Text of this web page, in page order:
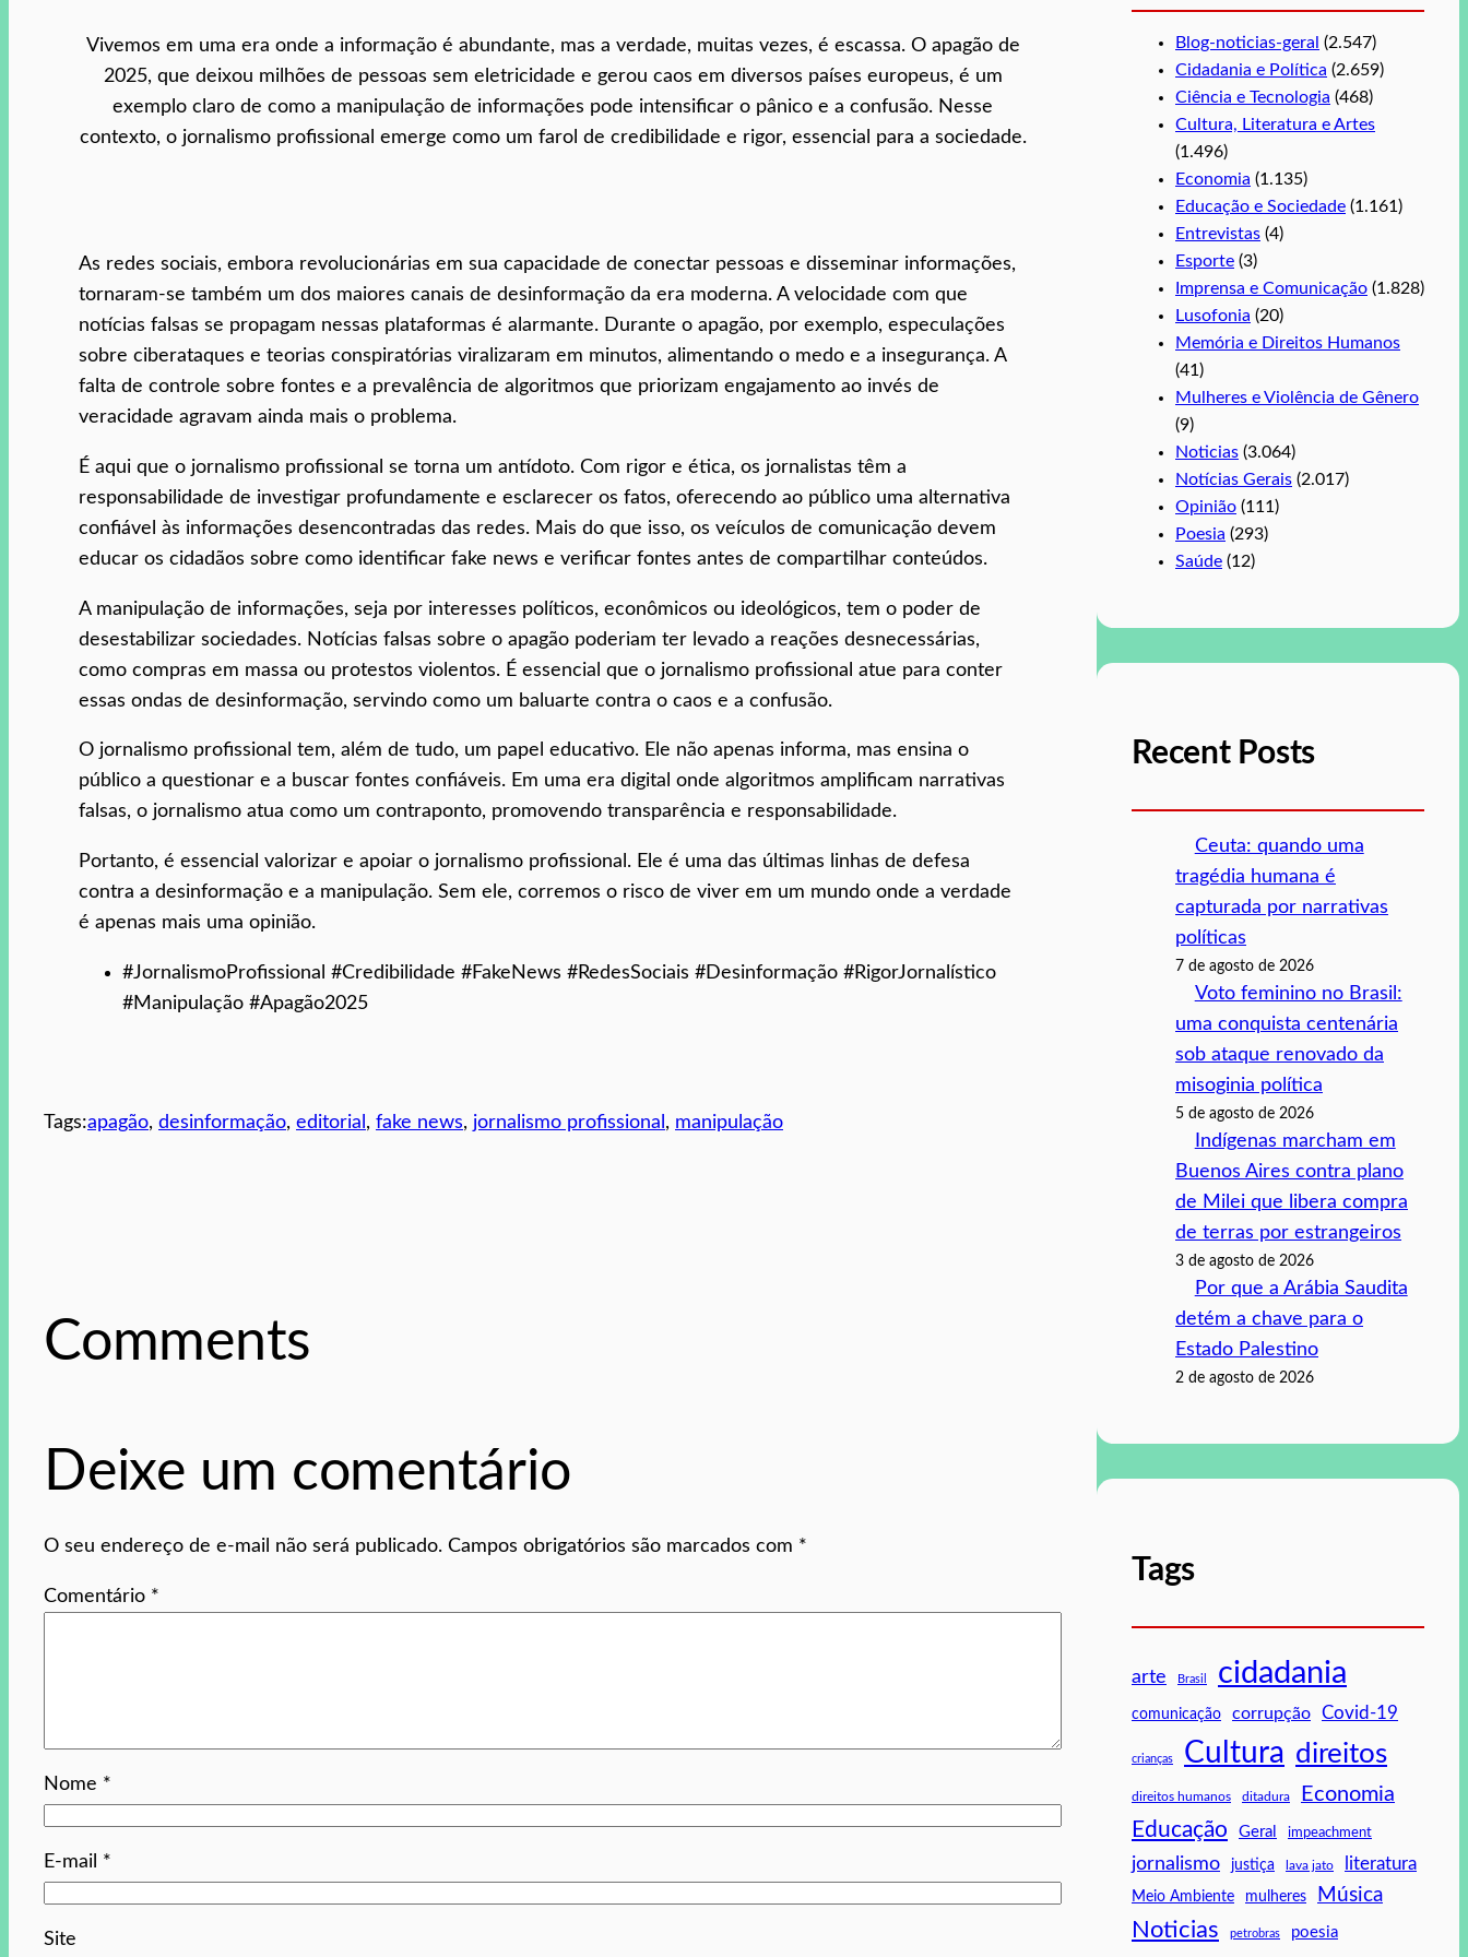
Vivemos em uma era onde a informação é abundante, mas a verdade, muitas vezes, é escassa. O apagão de
2025, que deixou milhões de pessoas sem eletricidade e gerou caos em diversos países europeus, é um
exemplo claro de como a manipulação de informações pode intensificar o pânico e a confusão. Nesse
contexto, o jornalismo profissional emerge como um farol de credibilidade e rigor, essencial para a sociedade.
As redes sociais, embora revolucionárias em sua capacidade de conectar pessoas e disseminar informações,
tornaram-se também um dos maiores canais de desinformação da era moderna. A velocidade com que
notícias falsas se propagam nessas plataformas é alarmante. Durante o apagão, por exemplo, especulações
sobre ciberataques e teorias conspiratórias viralizaram em minutos, alimentando o medo e a insegurança. A
falta de controle sobre fontes e a prevalência de algoritmos que priorizam engajamento ao invés de
veracidade agravam ainda mais o problema.
É aqui que o jornalismo profissional se torna um antídoto. Com rigor e ética, os jornalistas têm a
responsabilidade de investigar profundamente e esclarecer os fatos, oferecendo ao público uma alternativa
confiável às informações desencontradas das redes. Mais do que isso, os veículos de comunicação devem
educar os cidadãos sobre como identificar fake news e verificar fontes antes de compartilhar conteúdos.
A manipulação de informações, seja por interesses políticos, econômicos ou ideológicos, tem o poder de
desestabilizar sociedades. Notícias falsas sobre o apagão poderiam ter levado a reações desnecessárias,
como compras em massa ou protestos violentos. É essencial que o jornalismo profissional atue para conter
essas ondas de desinformação, servindo como um baluarte contra o caos e a confusão.
O jornalismo profissional tem, além de tudo, um papel educativo. Ele não apenas informa, mas ensina o
público a questionar e a buscar fontes confiáveis. Em uma era digital onde algoritmos amplificam narrativas
falsas, o jornalismo atua como um contraponto, promovendo transparência e responsabilidade.
Portanto, é essencial valorizar e apoiar o jornalismo profissional. Ele é uma das últimas linhas de defesa
contra a desinformação e a manipulação. Sem ele, corremos o risco de viver em um mundo onde a verdade
é apenas mais uma opinião.
#JornalismoProfissional #Credibilidade #FakeNews #RedesSociais #Desinformação #RigorJornalístico
#Manipulação #Apagão2025
Tags:apagão, desinformação, editorial , fake news, jornalismo profissional , manipulação
Comments
Deixe um comentário
O seu endereço de e-mail não será publicado. Campos obrigatórios são marcados com *
Comentário *
Nome *
E-mail *
Site
Blog-noticias-geral (2.547)
Cidadania e Política (2.659)
Ciência e Tecnologia (468)
Cultura, Literatura e Artes
(1.496)
Economia (1.135)
Educação e Sociedade (1.161)
Entrevistas (4)
Esporte (3)
Imprensa e Comunicação (1.828)
Lusofonia (20)
Memória e Direitos Humanos
(41)
Mulheres e Violência de Gênero
(9)
Noticias (3.064)
Notícias Gerais (2.017)
Opinião (111)
Poesia (293)
Saúde (12)
Recent Posts
Ceuta: quando uma
tragédia humana é
capturada por narrativas
políticas
7 de agosto de 2026
Voto feminino no Brasil:
uma conquista centenária
sob ataque renovado da
misoginia política
5 de agosto de 2026
Indígenas marcham em
Buenos Aires contra plano
de Milei que libera compra
de terras por estrangeiros
3 de agosto de 2026
Por que a Arábia Saudita
detém a chave para o
Estado Palestino
2 de agosto de 2026
Tags
arte Brasil cidadania
comunicação corrupção Covid-19
crianças Cultura direitos
direitos humanos ditadura Economia
Educação Geral impeachment
jornalismo justiça lava jato literatura
Meio Ambiente mulheres Música
Noticias petrobras poesia